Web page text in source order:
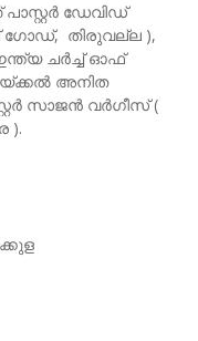
ഡേവിഡ്
ഗോഡ്, തിരുവല്ല ),
ചർച്ച് ഓഫ്
അനിത
സാജൻ വർഗീസ് (
).